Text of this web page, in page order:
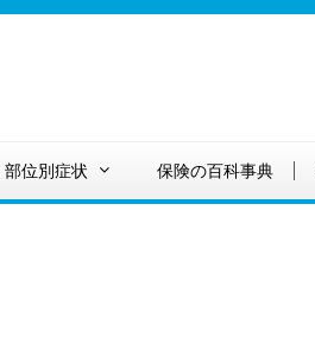
部位別症状 保険の百科事典